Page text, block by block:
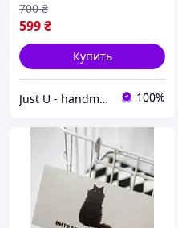
599₴
700 ₴
Купить
Just U - handmade studio 100%